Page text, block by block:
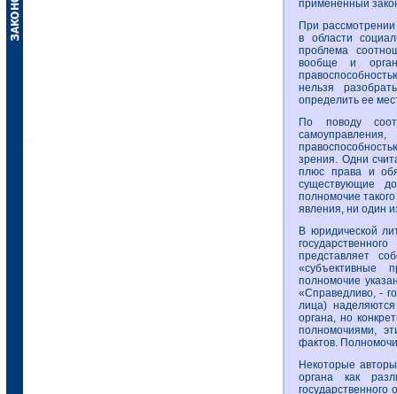
примененный
При
в области
проблема
вообще и
нельзя
определить ее
По поводу
зрения. Одни
плюс права и
существующие
полномочие
явления, ни один
В юридической
представляет
«субъективные
полномочие
«Справедливо, -
лица)
органа, но
полномочиями,
фактов.
Некоторые
органа как